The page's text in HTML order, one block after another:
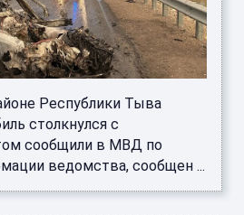
Республики Тыва
столкнулся с
сообщили в МВД по
ведомства, сообщен ...